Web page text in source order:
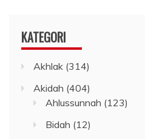
KATEGORI
Akhlak (314)
Akidah (404)
Ahlussunnah (123)
Bidah (12)